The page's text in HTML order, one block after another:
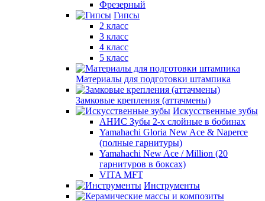
Фрезерный
Гипсы
2 класс
3 класс
4 класс
5 класс
Материалы для подготовки штампика
Замковые крепления (аттачмены)
Искусственные зубы
АНИС Зубы 2-х слойные в бобинах
Yamahachi Gloria New Ace & Naperce
(полные гарнитуры)
Yamahachi New Ace / Million (20
гарнитуров в боксах)
VITA MFT
Инструменты